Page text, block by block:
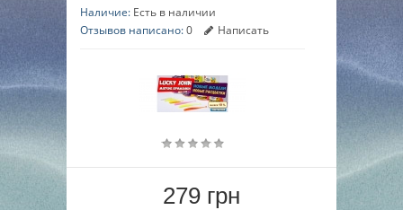
Наличие: Есть в наличии
Отзывов написано:0 Написать
279 грн